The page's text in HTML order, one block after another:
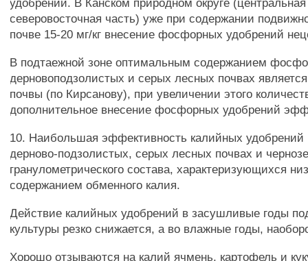
удобрений. В Канском природном округе
северовосточная часть) уже при содержании
почве 15-20 мг/кг внесение фосфорных удобрений
В подтаежной зоне оптимальным содержанием
дерновоподзолистых и серых лесных почвах
почвы (по Кирсанову), при увеличении этого
дополнительное внесение фосфорных удобрений
10. Наибольшая эффективность калийных удобрений
дерново-подзолистых, серых лесных почвах и
гранулометрического состава, характеризующихся
содержанием обменного калия.
Действие калийных удобрений в засушливые годы
культуры резко снижается, а во влажные годы,
Хорошо отзываются на калий ячмень, картофель и